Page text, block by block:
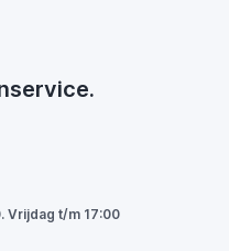
Vrijdag t/m 17:00